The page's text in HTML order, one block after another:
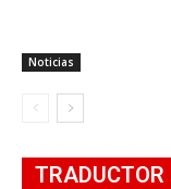
Noticias
TRADUCTOR